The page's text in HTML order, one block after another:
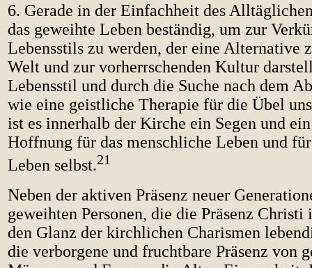
6. Gerade in der Einfachheit des
das geweihte Leben beständig, um zur
Lebensstils zu werden, der eine Alternative
Welt und zur vorherrschenden Kultur
Lebensstil und durch die Suche nach dem
wie eine geistliche Therapie für die Übel
ist es innerhalb der Kirche ein Segen und
Hoffnung für das menschliche Leben und
Leben selbst.21
Neben der aktiven Präsenz neuer
geweihten Personen, die die Präsenz Christi
den Glanz der kirchlichen Charismen
die verborgene und fruchtbare Präsenz von